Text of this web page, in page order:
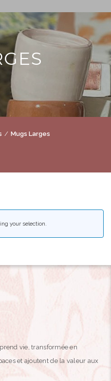
Mugs Larges
your selection.
vie, transformée en
et ajoutent de la valeur aux